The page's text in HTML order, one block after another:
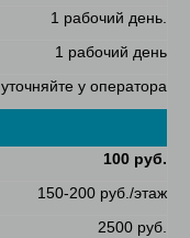
1 рабочий день.
1 рабочий день
уточняйте у оператора
100 руб.
150-200 руб./этаж
2500 руб.